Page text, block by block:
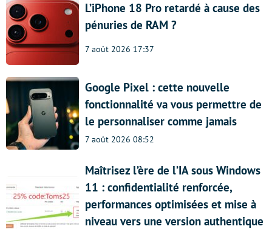
L’iPhone 18 Pro retardé à cause des
pénuries de RAM ?
7 août 2026 17:37
Google Pixel : cette nouvelle
fonctionnalité va vous permettre de
le personnaliser comme jamais
7 août 2026 08:52
Maîtrisez l’ère de l’IA sous Windows
11 : confidentialité renforcée,
performances optimisées et mise à
niveau vers une version authentique